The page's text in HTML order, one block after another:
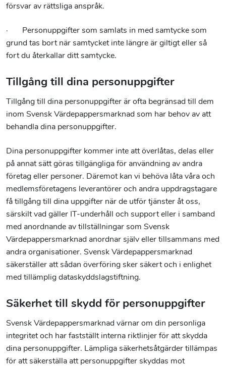
försvar av rättsliga anspråk.
· Personuppgifter som samlats in med samtycke som
grund tas bort när samtycket inte längre är giltigt eller så
fort du återkallar ditt samtycke.
Tillgång till dina personuppgifter
Tillgång till dina personuppgifter är ofta begränsad till dem
inom Svensk Värdepappersmarknad som har behov av att
behandla dina personuppgifter.
Dina personuppgifter kommer inte att överlåtas, delas eller
på annat sätt göras tillgängliga för användning av andra
företag eller personer. Däremot kan vi behöva låta våra och
medlemsföretagens leverantörer och andra uppdragstagare
få tillgång till dina uppgifter när de utför tjänster åt oss,
särskilt vad gäller IT-underhåll och support eller i samband
med anordnande av tillställningar som Svensk
Värdepappersmarknad anordnar själv eller tillsammans med
andra organisationer. Svensk Värdepappersmarknad
säkerställer att sådan överföring sker säkert och i enlighet
med tillämplig dataskyddslagstiftning.
Säkerhet till skydd för personuppgifter
Svensk Värdepappersmarknad värnar om din personliga
integritet och har fastställt interna riktlinjer för att skydda
dina personuppgifter. Lämpliga säkerhetsåtgärder tillämpas
för att säkerställa att personuppgifter skyddas mot